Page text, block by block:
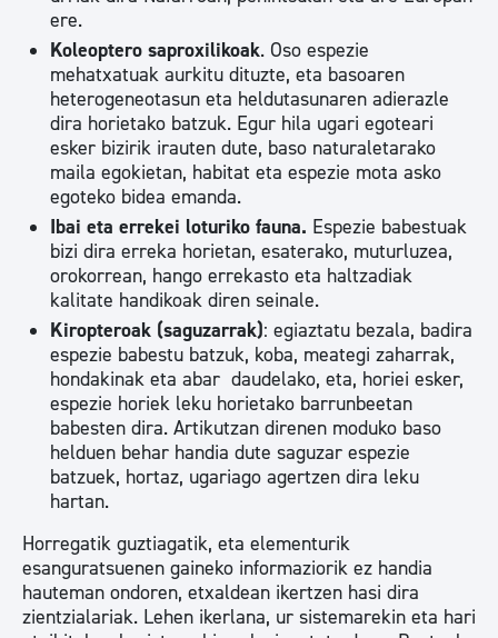
ere.
Koleoptero saproxilikoak. Oso espezie
mehatxatuak aurkitu dituzte, eta basoaren
heterogeneotasun eta heldutasunaren adierazle
dira horietako batzuk. Egur hila ugari egoteari
esker bizirik irauten dute, baso naturaletarako
maila egokietan, habitat eta espezie mota asko
egoteko bidea emanda.
Ibai eta errekei loturiko fauna. Espezie babestuak
bizi dira erreka horietan, esaterako, muturluzea,
orokorrean, hango errekasto eta haltzadiak
kalitate handikoak diren seinale.
Kiropteroak (saguzarrak): egiaztatu bezala, badira
espezie babestu batzuk, koba, meategi zaharrak,
hondakinak eta abar daudelako, eta, horiei esker,
espezie horiek leku horietako barrunbeetan
babesten dira. Artikutzan direnen moduko baso
helduen behar handia dute saguzar espezie
batzuek, hortaz, ugariago agertzen dira leku
hartan.
Horregatik guztiagatik, eta elementurik
esanguratsuenen gaineko informaziorik ez handia
hauteman ondoren, etxaldean ikertzen hasi dira
zientzialariak. Lehen ikerlana, ur sistemarekin eta hari